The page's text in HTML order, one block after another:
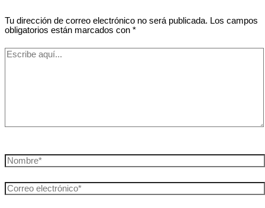
Tu dirección de correo electrónico no será publicada. Los campos
obligatorios están marcados con *
Escribe
Nombre*
Correo
electrónico*